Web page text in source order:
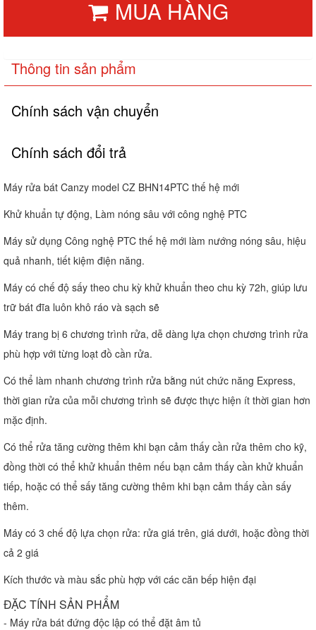
MUA HÀNG
Thông tin sản phẩm
Chính sách vận chuyển
Chính sách đổi trả
Máy rửa bát Canzy model CZ BHN14PTC thế hệ mới
Khử khuẩn tự động, Làm nóng sâu với công nghệ PTC
Máy sử dụng Công nghệ PTC thế hệ mới làm nướng nóng sâu, hiệu
quả nhanh, tiết kiệm điện năng.
Máy có chế độ sấy theo chu kỳ khử khuẩn theo chu kỳ 72h, giúp lưu
trữ bát đĩa luôn khô ráo và sạch sẽ
Máy trang bị 6 chương trình rửa, dễ dàng lựa chọn chương trình rửa
phù hợp với từng loạt đồ cần rửa.
Có thể làm nhanh chương trình rửa bằng nút chức năng Express,
thời gian rửa của mỗi chương trình sẽ được thực hiện ít thời gian hơn
mặc định.
Có thể rửa tăng cường thêm khi bạn cảm thấy cần rửa thêm cho kỹ,
đồng thời có thể khử khuẩn thêm nếu bạn cảm thấy cần khử khuẩn
tiếp, hoặc có thể sấy tăng cường thêm khi bạn cảm thấy cần sấy
thêm.
Máy có 3 chế độ lựa chọn rửa: rửa giá trên, giá dưới, hoặc đồng thời
cả 2 giá
Kích thước và màu sắc phù hợp với các căn bếp hiện đại
ĐẶC TÍNH SẢN PHẨM
- Máy rửa bát đứng độc lập có thể đặt âm tủ